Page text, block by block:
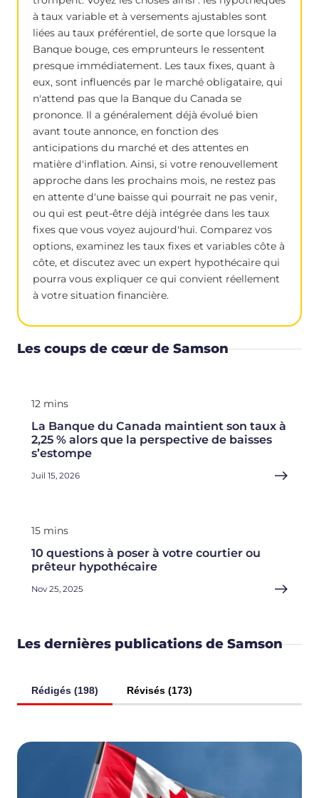
à taux variable et à versements ajustables sont
liées au taux préférentiel, de sorte que lorsque la
Banque bouge, ces emprunteurs le ressentent
presque immédiatement. Les taux fixes, quant à
eux, sont influencés par le marché obligataire, qui
n'attend pas que la Banque du Canada se
prononce. Il a généralement déjà évolué bien
avant toute annonce, en fonction des
anticipations du marché et des attentes en
matière d'inflation. Ainsi, si votre renouvellement
approche dans les prochains mois, ne restez pas
en attente d'une baisse qui pourrait ne pas venir,
ou qui est peut-être déjà intégrée dans les taux
fixes que vous voyez aujourd'hui. Comparez vos
options, examinez les taux fixes et variables côte à
côte, et discutez avec un expert hypothécaire qui
pourra vous expliquer ce qui convient réellement
à votre situation financière.
Les coups de cœur de Samson
12 mins
La Banque du Canada maintient son taux à
2,25 % alors que la perspective de baisses
s’estompe
Juil 15, 2026
15 mins
10 questions à poser à votre courtier ou
prêteur hypothécaire
Nov 25, 2025
Les dernières publications de Samson
Rédigés (198) Révisés (173)